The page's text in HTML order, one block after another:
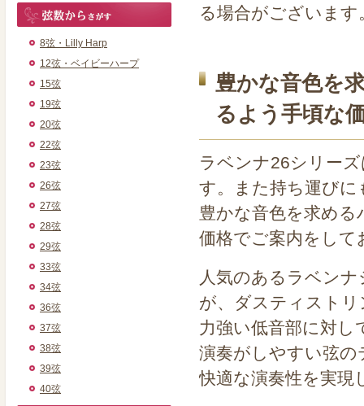
8弦・Lilly Harp
12弦・ベイビーハープ
15弦
19弦
20弦
22弦
23弦
26弦
27弦
28弦
29弦
33弦
34弦
36弦
37弦
38弦
39弦
40弦
る場合がございま
豊かな音色を
るよう手頃な
ラベンナ26シリー
す。また持ち運びに
豊かな音色を求める
価格でご案内をして
人気のあるラベン
が、ダスティスト
力強い低音部に対
演奏がしやすい弦の
快適な演奏性を実現